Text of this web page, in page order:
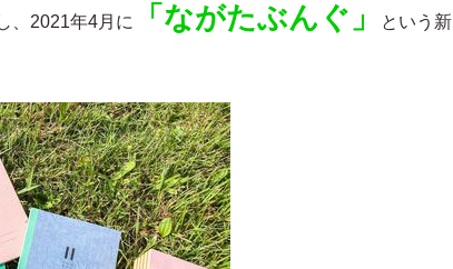
、2021年4月に 「ながたぶんぐ」
という新